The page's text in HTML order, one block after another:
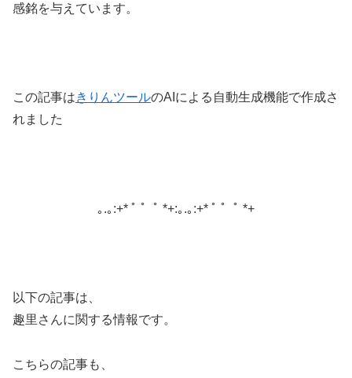
感銘を与えています。
この記事はきりんツールのAIによる自動生成機能で作成さ
れました
｡.｡:+* ﾟ ゜ﾟ *+:｡.｡:+* ﾟ ゜ﾟ *+
以下の記事は、
趣里さんに関する情報です。
こちらの記事も、